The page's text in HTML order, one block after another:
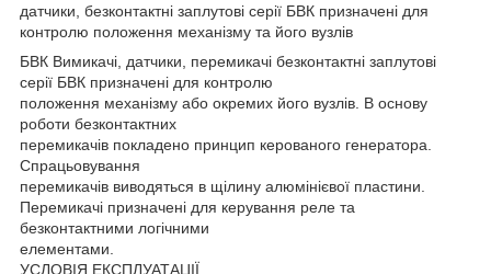
датчики, безконтактні заплутові серії БВК призначені для
контролю положення механізму та його вузлів
БВК Вимикачі, датчики, перемикачі безконтактні заплутові
серії БВК призначені для контролю
положення механізму або окремих його вузлів. В основу
роботи безконтактних
перемикачів покладено принцип керованого генератора.
Спрацьовування
перемикачів виводяться в щілину алюмінієвої пластини.
Перемикачі призначені для керування реле та
безконтактними логічними
елементами.
УСЛОВІЯ ЕКСПЛУАТАЦІЇ